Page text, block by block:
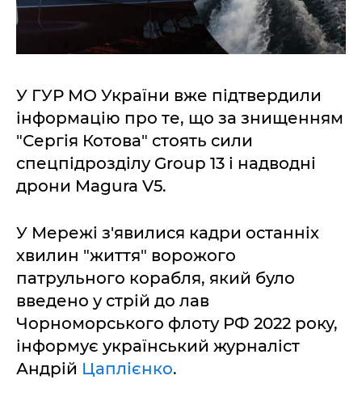
У ГУР МО України вже підтвердили
інформацію про те, що за знищенням
"Сергія Котова" стоять сили
спецпідрозділу Group 13 і надводні
дрони Magura V5.
У Мережі з'явилися кадри останніх
хвилин "життя" ворожого
патрульного корабля, який було
введено у стрій до лав
Чорноморського флоту РФ 2022 року,
інформує український журналіст
Андрій Цаплієнко.